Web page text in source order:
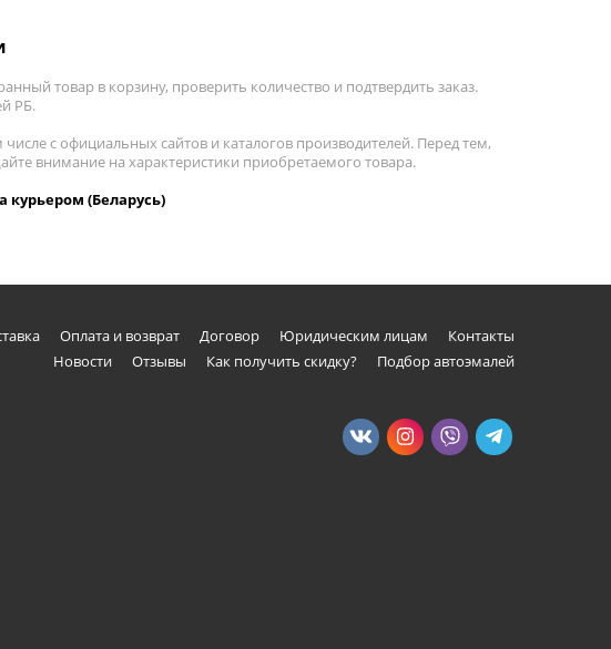
товар в корзину, проверить количество и подтвердить заказ.
РБ.
с официальных сайтов и каталогов производителей. Перед тем,
внимание на характеристики приобретаемого товара.
курьером (Беларусь)
Оплата и возврат Договор Юридическим лицам
Контакты
Новости
Отзывы Как получить скидку? Подбор автоэмалей